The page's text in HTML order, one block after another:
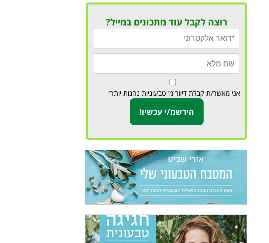
רוצה לקבל עוד מתכונים במייל?
אני מאשר/ת קבלת דיוור מ"טבעוניות נהנות יותר"